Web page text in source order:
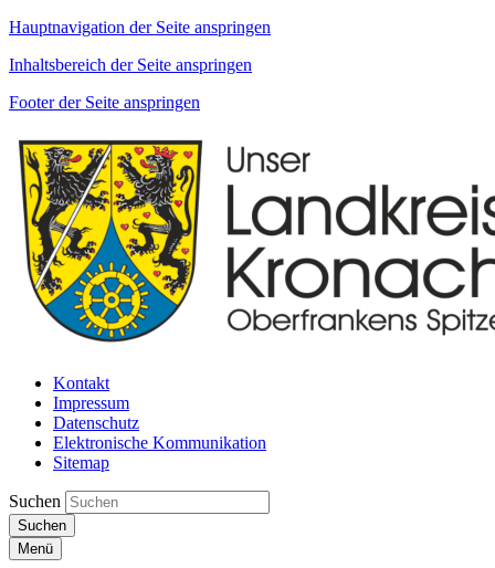
Hauptnavigation der Seite anspringen
Inhaltsbereich der Seite anspringen
Footer der Seite anspringen
Kontakt
Impressum
Datenschutz
Elektronische Kommunikation
Sitemap
Suchen
Suchen
Menü